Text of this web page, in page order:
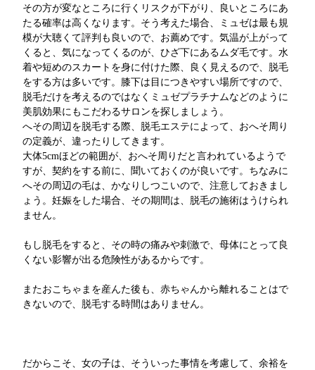
その方が変なところに行くリスクが下がり、良いところにあ
たる確率は高くなります。そう考えた場合、ミュゼは最も規
模が大聴くて評判も良いので、お薦めです。気温が上がって
くると、気になってくるのが、ひざ下にあるムダ毛です。水
着や短めのスカートを身に付けた際、良く見えるので、脱毛
をする方は多いです。膝下は目につきやすい場所ですので、
脱毛だけを考えるのではなくミュゼプラチナムなどのように
美肌効果にもこだわるサロンを探しましょう。
へその周辺を脱毛する際、脱毛エステによって、おへそ周り
の定義が、違ったりしてきます。
大体5cmほどの範囲が、おへそ周りだと言われているようで
すが、契約をする前に、聞いておくのが良いです。ちなみに
へその周辺の毛は、かなりしつこいので、注意しておきまし
ょう。妊娠をした場合、その期間は、脱毛の施術はうけられ
ません。
もし脱毛をすると、その時の痛みや刺激で、母体にとって良
くない影響が出る危険性があるからです。
またおこちゃまを産んた後も、赤ちゃんから離れることはで
きないので、脱毛する時間はありません。
だからこそ、女の子は、そういった事情を考慮して、余裕を